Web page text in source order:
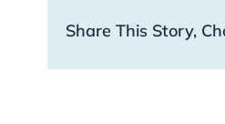
Share This Story,